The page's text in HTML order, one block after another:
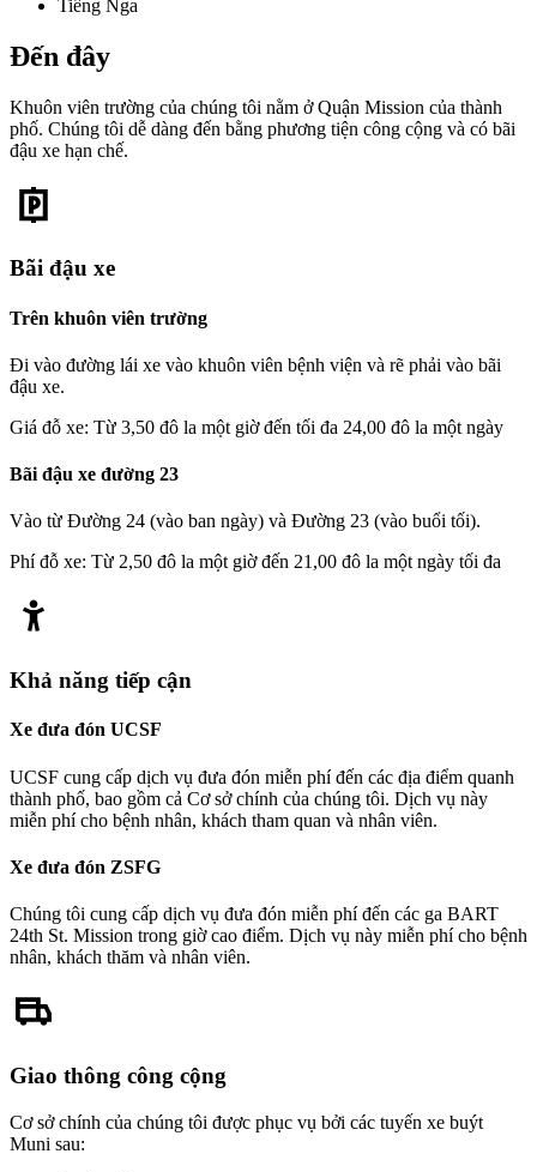
Tiếng Nga
Đến đây
Khuôn viên trường của chúng tôi nằm ở Quận Mission của thành
phố. Chúng tôi dễ dàng đến bằng phương tiện công cộng và có bãi
đậu xe hạn chế.
Bãi đậu xe
Trên khuôn viên trường
Đi vào đường lái xe vào khuôn viên bệnh viện và rẽ phải vào bãi
đậu xe.
Giá đỗ xe: Từ 3,50 đô la một giờ đến tối đa 24,00 đô la một ngày
Bãi đậu xe đường 23
Vào từ Đường 24 (vào ban ngày) và Đường 23 (vào buổi tối).
Phí đỗ xe: Từ 2,50 đô la một giờ đến 21,00 đô la một ngày tối đa
Khả năng tiếp cận
Xe đưa đón UCSF
UCSF cung cấp dịch vụ đưa đón miễn phí đến các địa điểm quanh
thành phố, bao gồm cả Cơ sở chính của chúng tôi. Dịch vụ này
miễn phí cho bệnh nhân, khách tham quan và nhân viên.
Xe đưa đón ZSFG
Chúng tôi cung cấp dịch vụ đưa đón miễn phí đến các ga BART
24th St. Mission trong giờ cao điểm. Dịch vụ này miễn phí cho bệnh
nhân, khách thăm và nhân viên.
Giao thông công cộng
Cơ sở chính của chúng tôi được phục vụ bởi các tuyến xe buýt
Muni sau: